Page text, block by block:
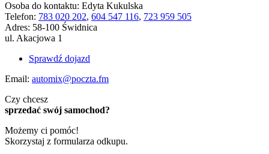
Osoba do kontaktu: Edyta Kukulska
Telefon: 783 020 202, 604 547 116, 723 959 505
Adres: 58-100 Świdnica
ul. Akacjowa 1
Sprawdź dojazd
Email: automix@poczta.fm
Czy chcesz
sprzedać swój samochod?
Możemy ci pomóc!
Skorzystaj z formularza odkupu.